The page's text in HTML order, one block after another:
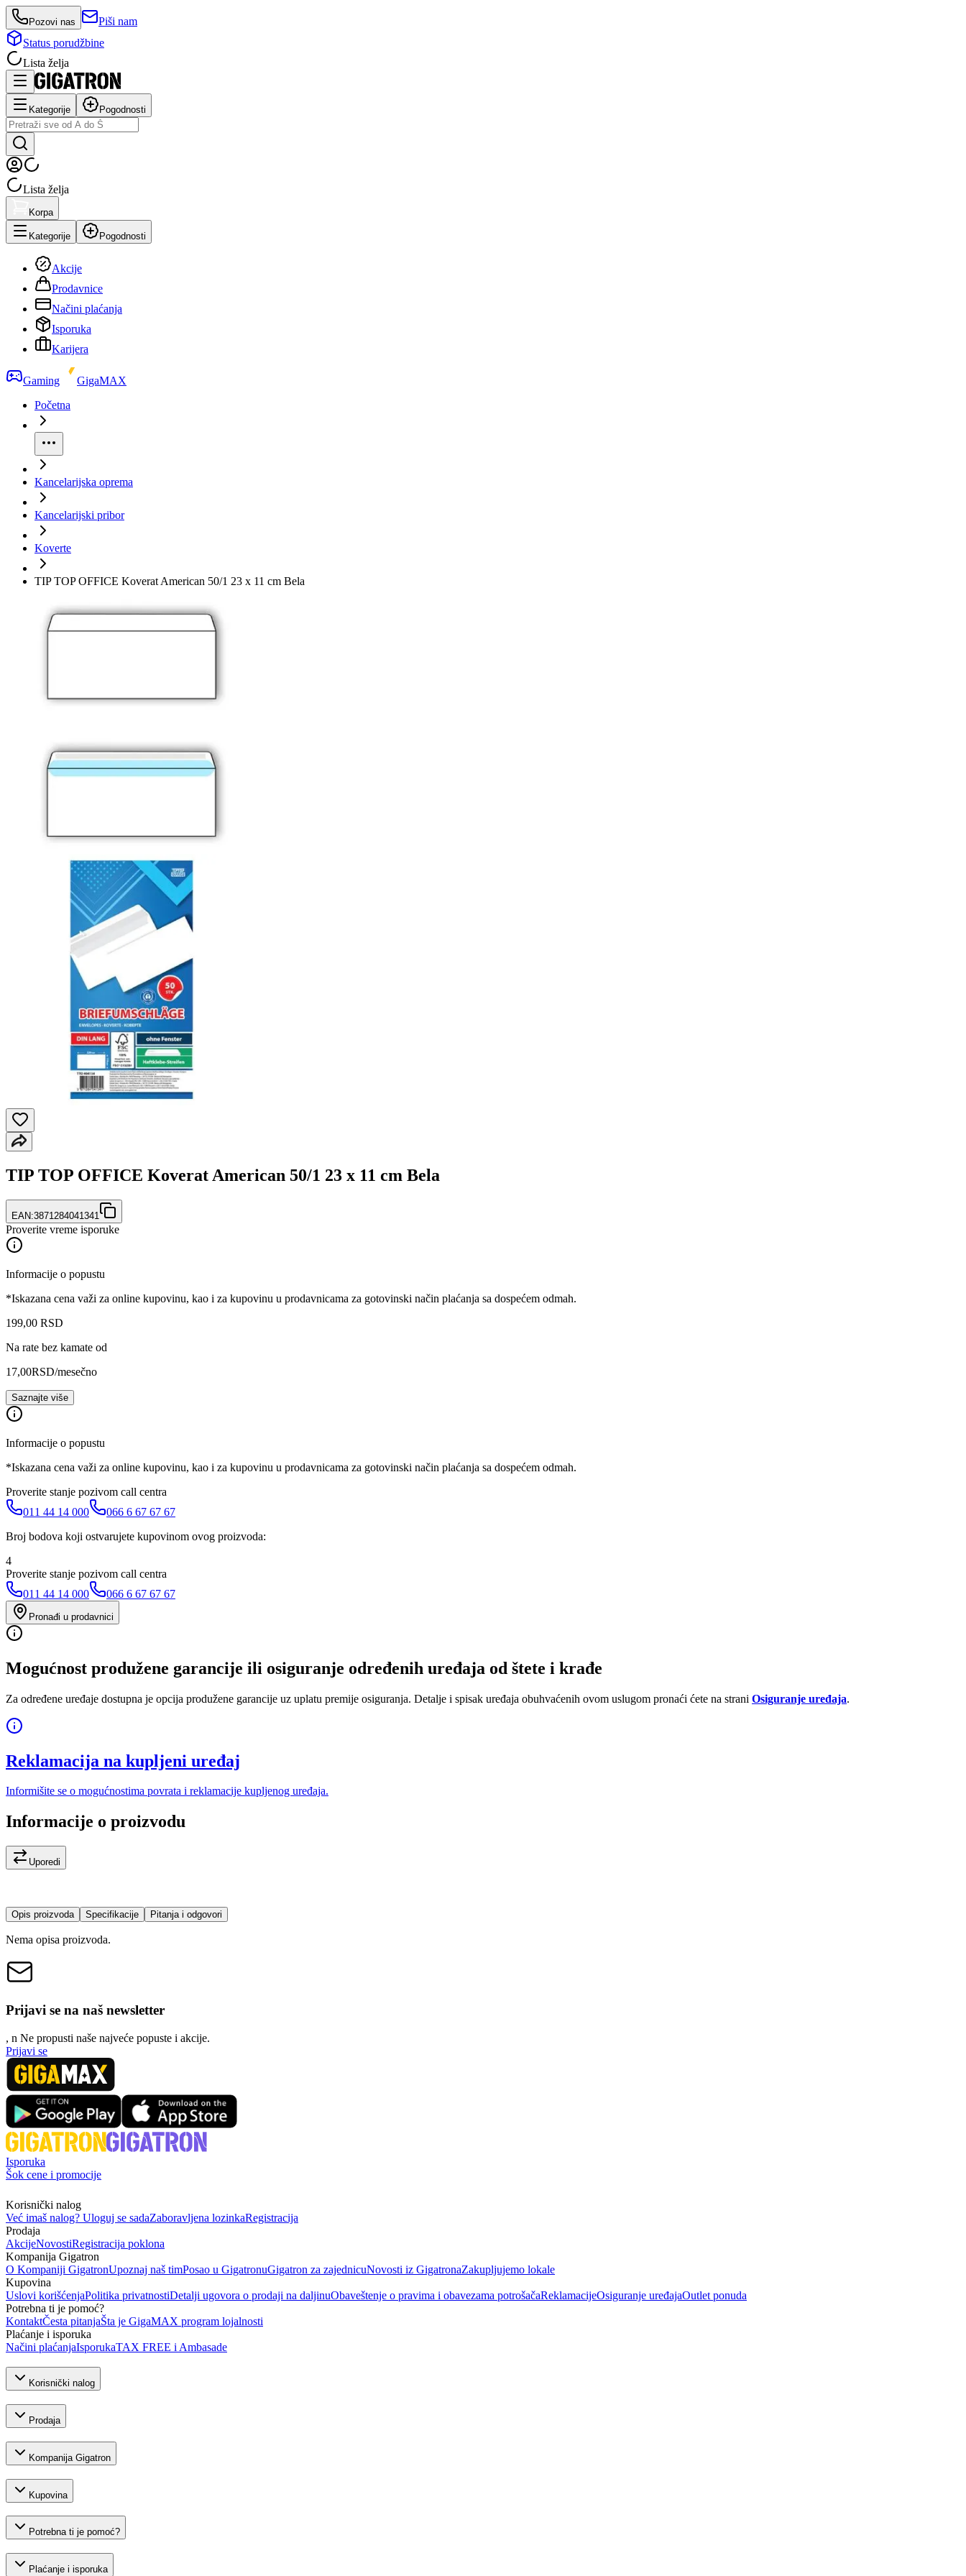
Pozovi nas
Piši nam
Status porudžbine
Lista želja
Kategorije Pogodnosti
Lista želja
Korpa
Kategorije Pogodnosti
Akcije
Prodavnice
Načini plaćanja
Isporuka
Karijera
Gaming
GigaMAX
Početna
Kancelarijska oprema
Kancelarijski pribor
Koverte
TIP TOP OFFICE Koverat American 50/1 23 x 11 cm Bela
TIP TOP OFFICE Koverat American 50/1 23 x 11 cm Bela
EAN:3871284041341
Proverite vreme isporuke
Informacije o popustu
*Iskazana cena važi za online kupovinu, kao i za kupovinu u prodavnicama za gotovinski način plaćanja sa dospećem odmah.
199,00 RSD
Na rate bez kamate od
17,00RSD/mesečno
Saznajte više
Informacije o popustu
*Iskazana cena važi za online kupovinu, kao i za kupovinu u prodavnicama za gotovinski način plaćanja sa dospećem odmah.
Proverite stanje pozivom call centra
011 44 14 000
066 6 67 67 67
Broj bodova koji ostvarujete kupovinom ovog proizvoda:
4
Proverite stanje pozivom call centra
011 44 14 000
066 6 67 67 67
Pronađi u prodavnici
Mogućnost produžene garancije ili osiguranje određenih uređaja od štete i krađe
Za određene uređaje dostupna je opcija produžene garancije uz uplatu premije osiguranja. Detalje i spisak uređaja obuhvaćenih ovom uslugom pronaći ćete na strani Osiguranje uređaja.
Reklamacija na kupljeni uređaj
Informišite se o mogućnostima povrata i reklamacije kupljenog uređaja.
Informacije o proizvodu
Uporedi
Opis proizvoda Specifikacije Pitanja i odgovori
Nema opisa proizvoda.
Prijavi se na naš newsletter
, n Ne propusti naše najveće popuste i akcije.
Prijavi se
Isporuka
Šok cene i promocije
Korisnički nalog
Već imaš nalog? Uloguj se sadaZaboravljena lozinkaRegistracija
Prodaja
AkcijeNovostiRegistracija poklona
Kompanija Gigatron
O Kompaniji GigatronUpoznaj naš timPosao u GigatronuGigatron za zajednicuNovosti iz GigatronaZakupljujemo lokale
Kupovina
Uslovi korišćenjaPolitika privatnostiDetalji ugovora o prodaji na daljinuObaveštenje o pravima i obavezama potrošačaReklamacijeOsiguranje uređajaOutlet ponuda
Potrebna ti je pomoć?
KontaktČesta pitanjaŠta je GigaMAX program lojalnosti
Plaćanje i isporuka
Načini plaćanjaIsporukaTAX FREE i Ambasade
Korisnički nalog
Prodaja
Kompanija Gigatron
Kupovina
Potrebna ti je pomoć?
Plaćanje i isporuka